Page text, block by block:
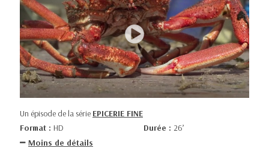
Un épisode de la série EPICERIE FINE
Format : HD Durée : 26’
Moins de détails